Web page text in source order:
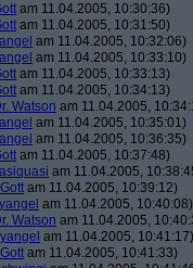
am 11.04.2005, 10:30:36)
am 11.04.2005, 10:31:50)
am 11.04.2005, 10:32:06)
am 11.04.2005, 10:33:10)
am 11.04.2005, 10:33:13)
am 11.04.2005, 10:34:13)
Watson am 11.04.2005,
am 11.04.2005, 10:35:01)
am 11.04.2005, 10:36:35)
am 11.04.2005, 10:37:48)
am 11.04.2005,
Gott am 11.04.2005, 10:39:12)
yangel am 11.04.2005, 10:40:08)
Watson am 11.04.2005,
yangel am 11.04.2005, 10:41:17)
Gott am 11.04.2005, 10:41:33)